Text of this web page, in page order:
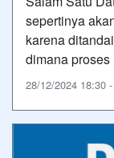
sepertinya
karena
dimana proses
28/12/2024 18:30